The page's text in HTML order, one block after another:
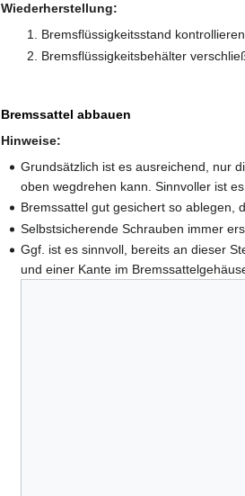
Wiederherstellung:
Bremsflüssigkeitsstand
Bremsflüssigkeitsbehälter
Bremssattel abbauen
Hinweise:
Grundsätzlich ist es ausreichend, nur
oben wegdrehen kann. Sinnvoller ist
Bremssattel gut gesichert so ablegen,
Selbstsicherende Schrauben immer
Ggf. ist es sinnvoll, bereits an dieser
und einer Kante im